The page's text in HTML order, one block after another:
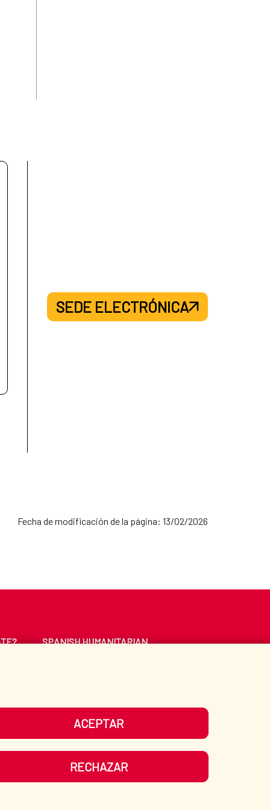
SEDE ELECTRÓNICA
Fecha de modificación de la página: 13/02/2026
ACEPTAR
RECHAZAR
SPANISH HUMANITARIAN
SOCIAL MEDIA